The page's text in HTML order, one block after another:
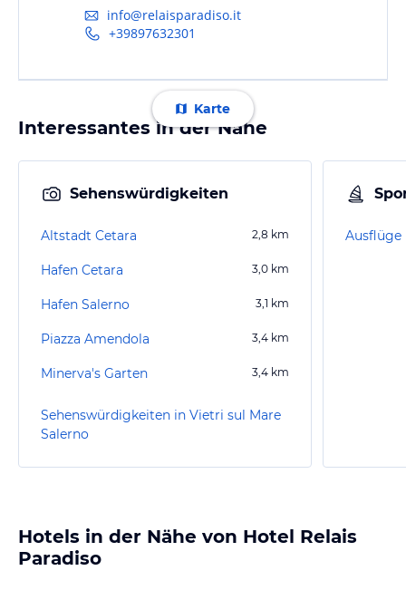
info@relaisparadiso.it
+39897632301
Karte
Interessantes in der Nähe
Sehenswürdigkeiten
Altstadt Cetara 2,8 km
Hafen Cetara 3,0 km
Hafen Salerno 3,1 km
Piazza Amendola 3,4 km
Minerva's Garten 3,4 km
Sehenswürdigkeiten in Vietri sul Mare
Salerno
Hotels in der Nähe von Hotel Relais
Paradiso